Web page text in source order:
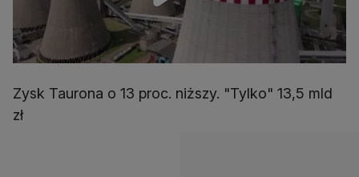
Zysk Taurona o 13 proc. niższy. "Tylko" 13,5 mld
zł